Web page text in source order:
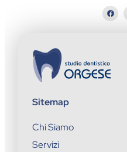
Sitemap
Chi Siamo
Servizi